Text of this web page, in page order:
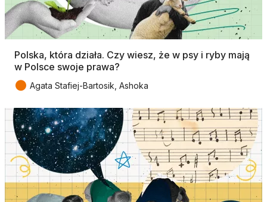
Polska, która działa. Czy wiesz, że w psy i ryby mają
w Polsce swoje prawa?
● Agata Stafiej-Bartosik, Ashoka